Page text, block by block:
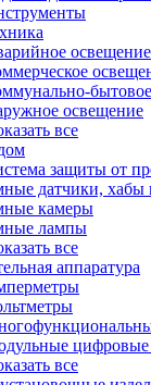
освещение
освещение
все
защиты от
датчики, хабы
камеры
лампы
все
аппаратура
все